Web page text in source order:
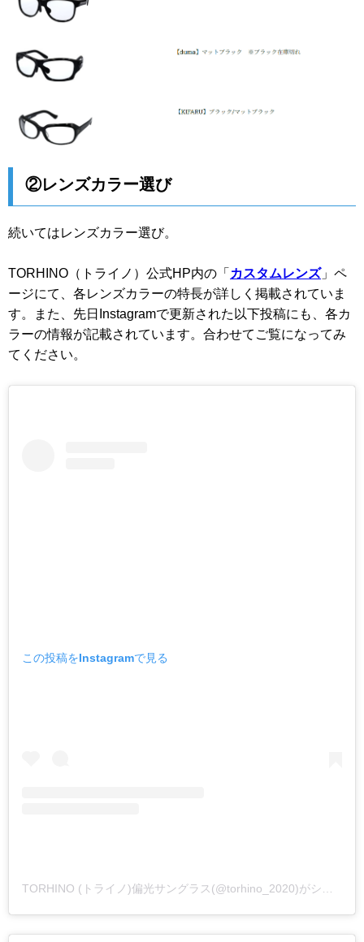
②レンズカラー選び
続いてはレンズカラー選び。
TORHINO（トライノ）公式HP内の「 カスタムレンズ」ペ
ージにて、各レンズカラーの特長が詳しく掲載されていま
す。また、先日Instagramで更新された以下投稿にも、各カ
ラーの情報が記載されています。合わせてご覧になってみ
てください。
この投稿をInstagramで見る